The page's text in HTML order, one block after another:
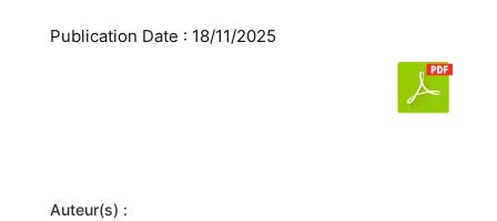
Publication Date : 18/11/2025
Auteur(s) :